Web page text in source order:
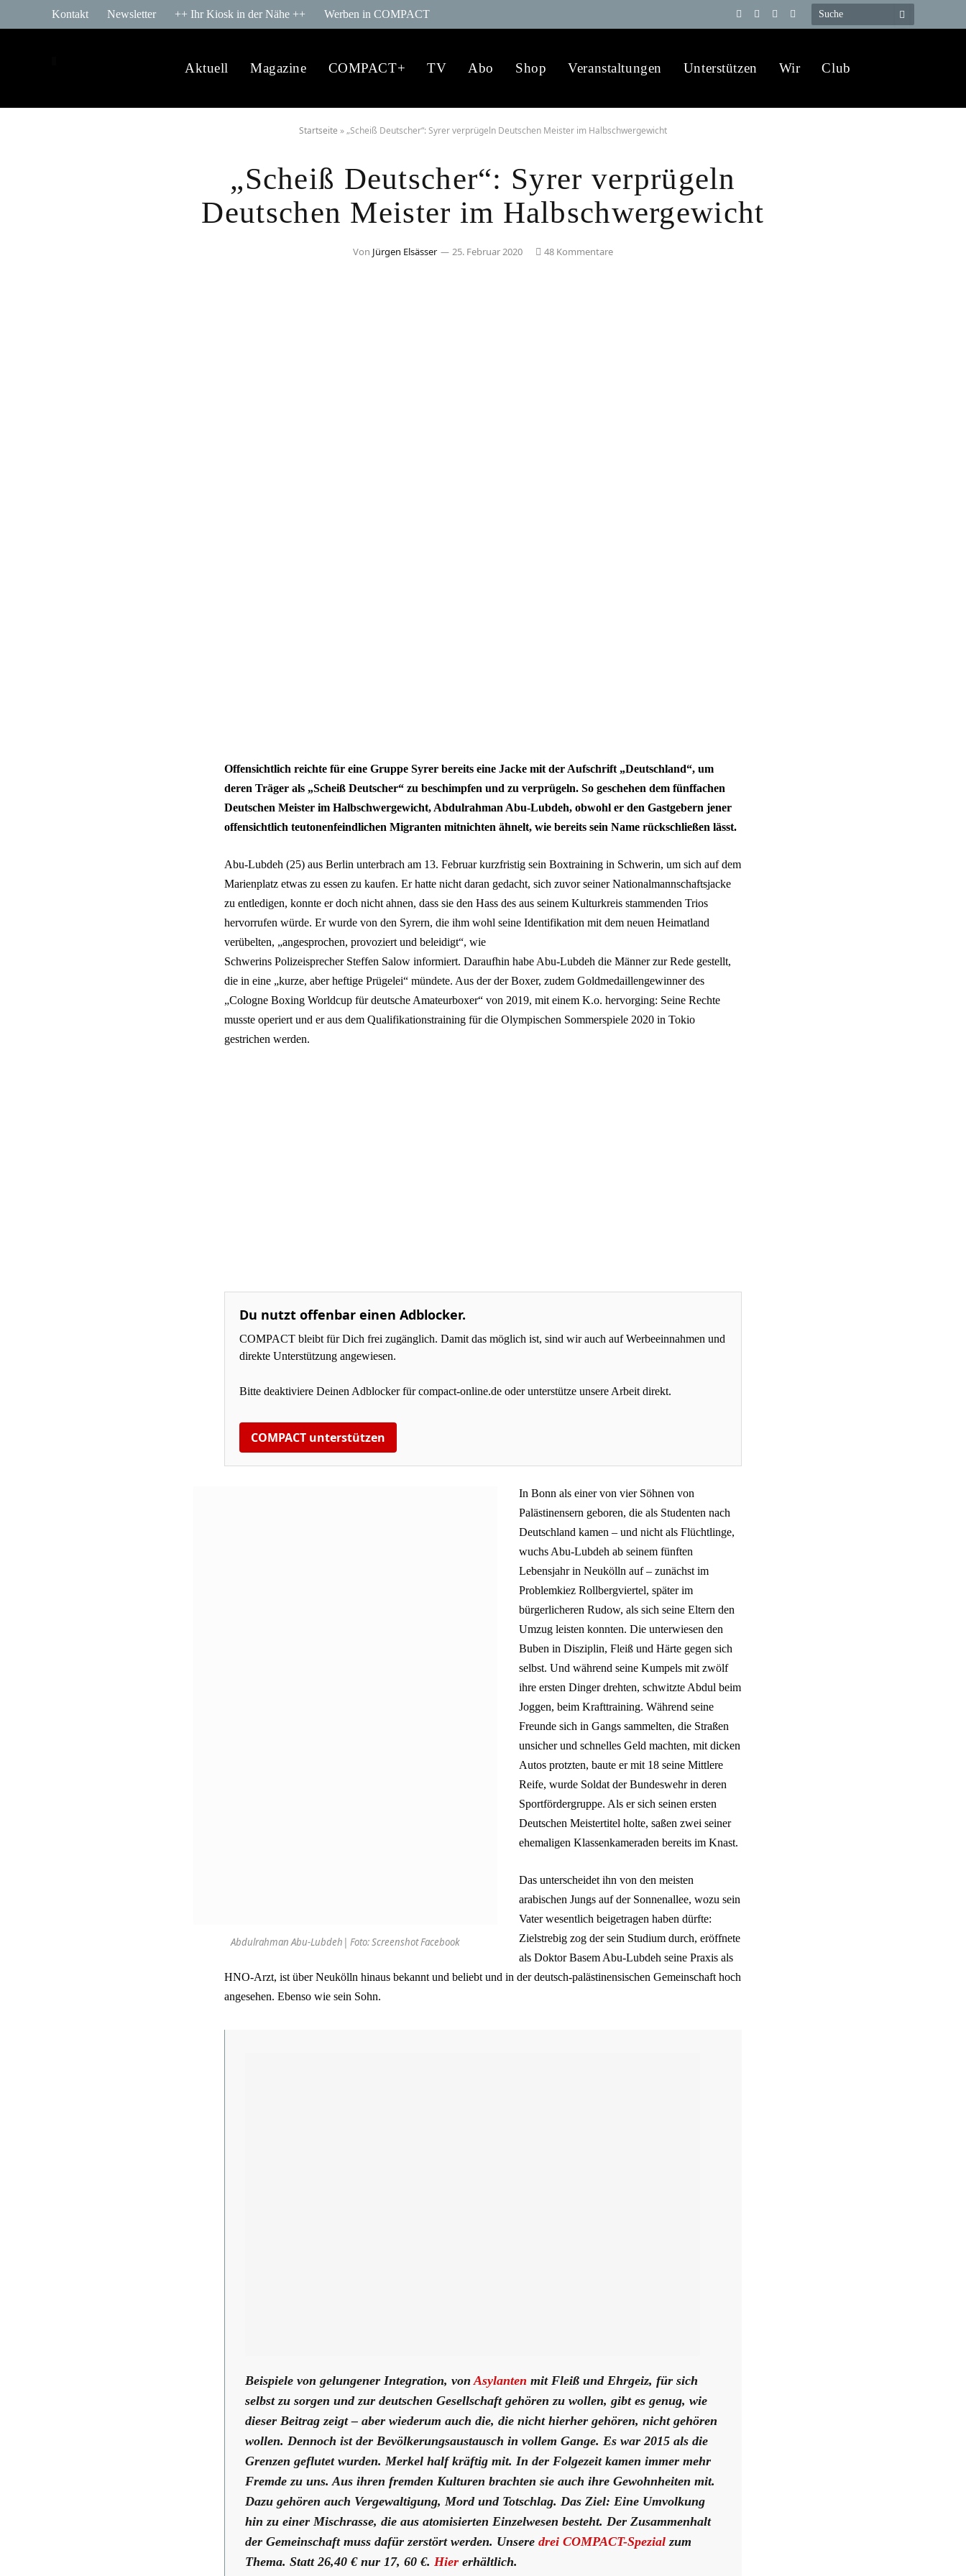
Kontakt Newsletter ++ Ihr Kiosk in der Nähe ++ Werben in COMPACT
Telegram
YouTube
X
WhatsApp
Aktuell Magazine COMPACT+ TV Abo Shop Veranstaltungen Unterstützen Wir Club
Startseite »„Scheiß Deutscher“: Syrer verprügeln Deutschen Meister im Halbschwergewicht
„Scheiß Deutscher“: Syrer verprügeln
Deutschen Meister im Halbschwergewicht
Von Jürgen Elsässer 25. Februar 2020 48 Kommentare
Offensichtlich reichte für eine Gruppe Syrer bereits eine Jacke mit der Aufschrift „Deutschland“, um
deren Träger als „Scheiß Deutscher“ zu beschimpfen und zu verprügeln. So geschehen dem fünffachen
Deutschen Meister im Halbschwergewicht, Abdulrahman Abu-Lubdeh, obwohl er den Gastgebern jener
offensichtlich teutonenfeindlichen Migranten mitnichten ähnelt, wie bereits sein Name rückschließen lässt.
Abu-Lubdeh (25) aus Berlin unterbrach am 13. Februar kurzfristig sein Boxtraining in Schwerin, um sich auf dem
Marienplatz etwas zu essen zu kaufen. Er hatte nicht daran gedacht, sich zuvor seiner Nationalmannschaftsjacke
zu entledigen, konnte er doch nicht ahnen, dass sie den Hass des aus seinem Kulturkreis stammenden Trios
hervorrufen würde. Er wurde von den Syrern, die ihm wohl seine Identifikation mit dem neuen Heimatland
verübelten, „angesprochen, provoziert und beleidigt“, wie
Schwerins Polizeisprecher Steffen Salow informiert. Daraufhin habe Abu-Lubdeh die Männer zur Rede gestellt,
die in eine „kurze, aber heftige Prügelei“ mündete. Aus der der Boxer, zudem Goldmedaillengewinner des
„Cologne Boxing Worldcup für deutsche Amateurboxer“ von 2019, mit einem K.o. hervorging: Seine Rechte
musste operiert und er aus dem Qualifikationstraining für die Olympischen Sommerspiele 2020 in Tokio
gestrichen werden.
Du nutzt offenbar einen Adblocker.
COMPACT bleibt für Dich frei zugänglich. Damit das möglich ist, sind wir auch auf Werbeeinnahmen und
direkte Unterstützung angewiesen.
Bitte deaktiviere Deinen Adblocker für compact-online.de oder unterstütze unsere Arbeit direkt.
COMPACT unterstützen
Abdulrahman Abu-Lubdeh| Foto: Screenshot Facebook
In Bonn als einer von vier Söhnen von
Palästinensern geboren, die als Studenten nach
Deutschland kamen – und nicht als Flüchtlinge,
wuchs Abu-Lubdeh ab seinem fünften
Lebensjahr in Neukölln auf – zunächst im
Problemkiez Rollbergviertel, später im
bürgerlicheren Rudow, als sich seine Eltern den
Umzug leisten konnten. Die unterwiesen den
Buben in Disziplin, Fleiß und Härte gegen sich
selbst. Und während seine Kumpels mit zwölf
ihre ersten Dinger drehten, schwitzte Abdul beim
Joggen, beim Krafttraining. Während seine
Freunde sich in Gangs sammelten, die Straßen
unsicher und schnelles Geld machten, mit dicken
Autos protzten, baute er mit 18 seine Mittlere
Reife, wurde Soldat der Bundeswehr in deren
Sportfördergruppe. Als er sich seinen ersten
Deutschen Meistertitel holte, saßen zwei seiner
ehemaligen Klassenkameraden bereits im Knast.
Das unterscheidet ihn von den meisten
arabischen Jungs auf der Sonnenallee, wozu sein
Vater wesentlich beigetragen haben dürfte:
Zielstrebig zog der sein Studium durch, eröffnete
als Doktor Basem Abu-Lubdeh seine Praxis als
HNO-Arzt, ist über Neukölln hinaus bekannt und beliebt und in der deutsch-palästinensischen Gemeinschaft hoch
angesehen. Ebenso wie sein Sohn.
Beispiele von gelungener Integration, von Asylanten mit Fleiß und Ehrgeiz, für sich
selbst zu sorgen und zur deutschen Gesellschaft gehören zu wollen, gibt es genug, wie
dieser Beitrag zeigt – aber wiederum auch die, die nicht hierher gehören, nicht gehören
wollen. Dennoch ist der Bevölkerungsaustausch in vollem Gange. Es war 2015 als die
Grenzen geflutet wurden. Merkel half kräftig mit. In der Folgezeit kamen immer mehr
Fremde zu uns. Aus ihren fremden Kulturen brachten sie auch ihre Gewohnheiten mit.
Dazu gehören auch Vergewaltigung, Mord und Totschlag. Das Ziel: Eine Umvolkung
hin zu einer Mischrasse, die aus atomisierten Einzelwesen besteht. Der Zusammenhalt
der Gemeinschaft muss dafür zerstört werden. Unsere drei COMPACT-Spezial zum
Thema. Statt 26,40 € nur 17, 60 €. Hier erhältlich.